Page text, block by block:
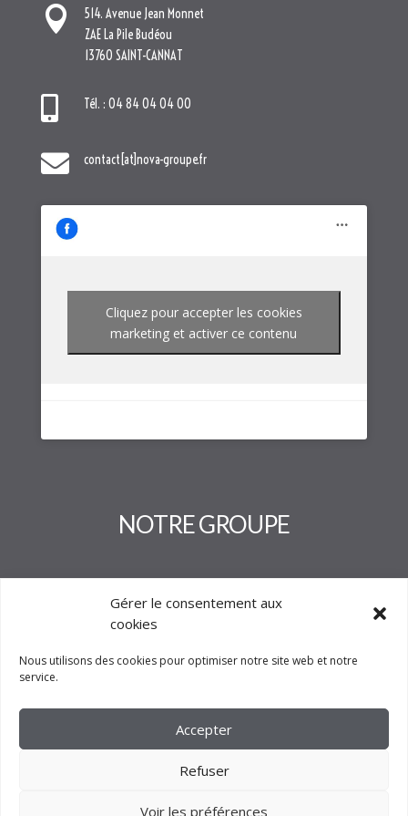
Gérer le consentement aux
cookies
Nous utilisons des cookies pour optimiser notre site web et notre
service.
Accepter
Refuser
Voir les préférences
 contact[at]nova-groupe.fr
Cliquez pour accepter les cookies